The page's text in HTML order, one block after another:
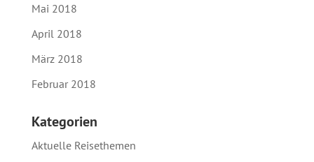
Mai 2018
April 2018
März 2018
Februar 2018
Kategorien
Aktuelle Reisethemen